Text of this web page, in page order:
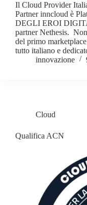
Il Cloud Provider
Partner inncloud è
DEGLI EROI
partner Nethesis.
del primo
tutto italiano e
innovazione
Cloud
Qualifica ACN